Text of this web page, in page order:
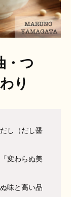
・つ
り
し（だし醤
変わらぬ美
味と高い品